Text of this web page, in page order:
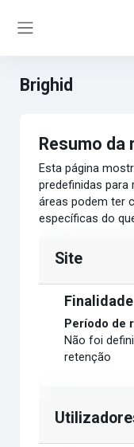
Brighid
Resumo da
Esta página
predefinidas para
áreas podem ter
específicas do
Site
Finalidade
Período de
Não foi
retenção